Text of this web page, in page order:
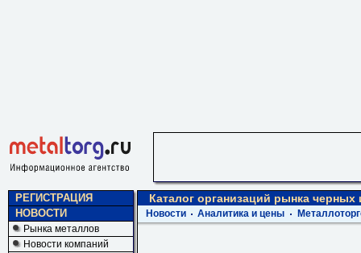
РЕГИСТРАЦИЯ
НОВОСТИ
Рынка металлов
Новости компаний
Каталог организаций рынка
Новости Аналитика и цены